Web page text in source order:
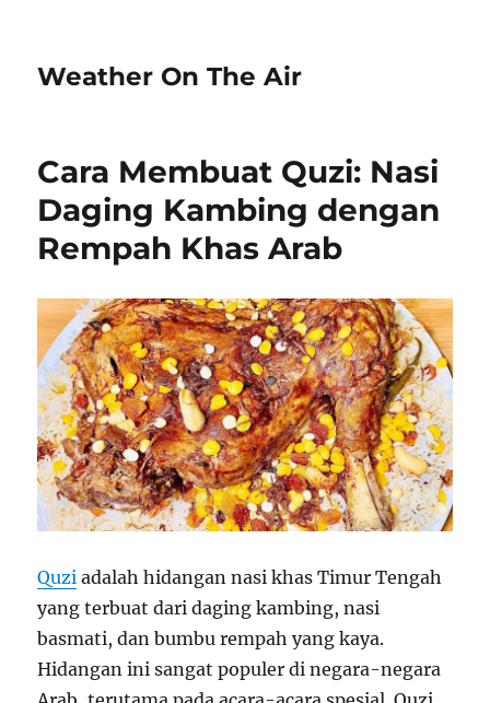
Weather On The Air
Cara Membuat Quzi: Nasi
Daging Kambing dengan
Rempah Khas Arab
Quzi adalah hidangan nasi khas Timur Tengah
yang terbuat dari daging kambing, nasi
basmati, dan bumbu rempah yang kaya.
Hidangan ini sangat populer di negara-negara